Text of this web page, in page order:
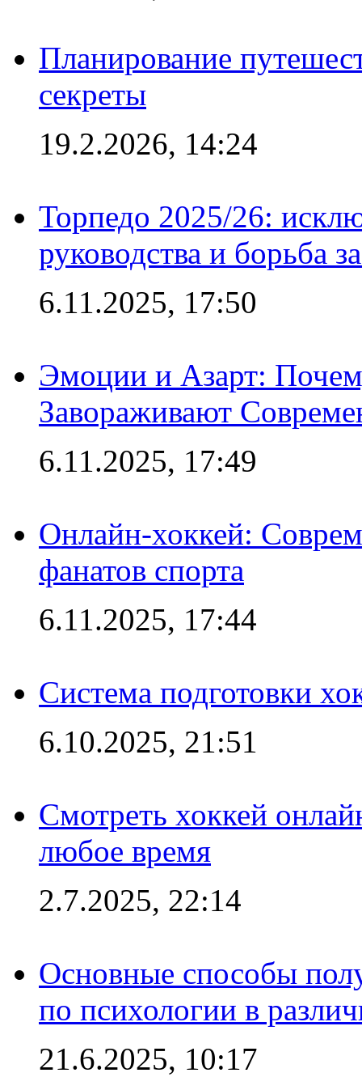
Планирование
секреты
19.2.2026, 14:24
Торпедо 2025/26:
руководства и борьба
6.11.2025, 17:50
Эмоции и Азарт:
Завораживают
6.11.2025, 17:49
Онлайн-хоккей:
фанатов спорта
6.11.2025, 17:44
Система подготовки
6.10.2025, 21:51
Смотреть хоккей
любое время
2.7.2025, 22:14
Основные способы
по психологии в
21.6.2025, 10:17